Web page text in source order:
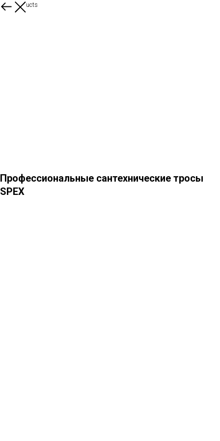
More products
Профессиональные сантехнические тросы
SPEX